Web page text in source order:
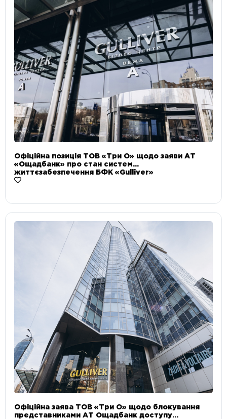
Офіційна позиція ТОВ «Три О» щодо заяви АТ
«Ощадбанк» про стан систем
життєзабезпечення БФК «Gulliver»
Офіційна заява ТОВ «Три О» щодо блокування
представниками АТ Ощадбанк доступу